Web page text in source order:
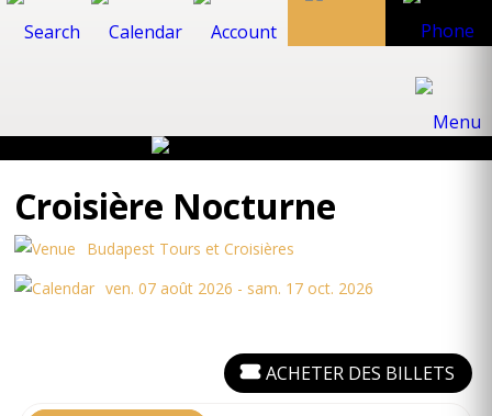
Croisière Nocturne
Budapest Tours et Croisières
ven. 07 août 2026 - sam. 17 oct. 2026
ACHETER DES BILLETS